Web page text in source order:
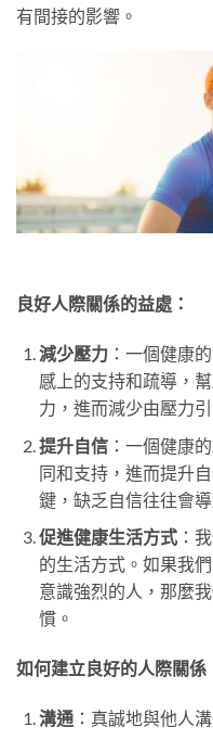
有間接的影響。
良好人際關係的益處：
減少壓力：一個健康
感上的支持和疏導，
力，進而減少由壓力
提升自信：一個健康
同和支持，進而提升
鍵，缺乏自信往往會
促進健康生活方式：
的生活方式。如果我
意識強烈的人，那麼
慣。
如何建立良好的人際關係
溝通：真誠地與他人